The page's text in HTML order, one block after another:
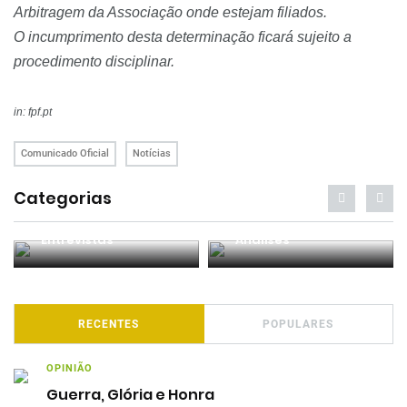
Arbitragem da Associação onde estejam filiados.
O incumprimento desta determinação ficará sujeito a
procedimento disciplinar.
in: fpf.pt
Comunicado Oficial Notícias
Categorias
Entrevistas Análises
RECENTES POPULARES
OPINIÃO
Guerra, Glória e Honra